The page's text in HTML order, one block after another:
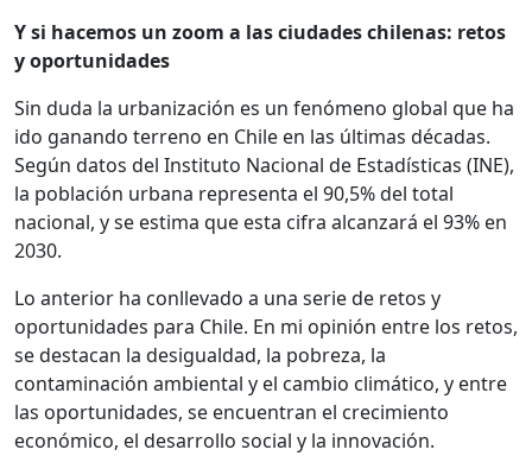
Y si hacemos un zoom a las ciudades chilenas: retos
y oportunidades
Sin duda la urbanización es un fenómeno global que ha
ido ganando terreno en Chile en las últimas décadas.
Según datos del Instituto Nacional de Estadísticas (INE),
la población urbana representa el 90,5% del total
nacional, y se estima que esta cifra alcanzará el 93% en
2030.
Lo anterior ha conllevado a una serie de retos y
oportunidades para Chile. En mi opinión entre los retos,
se destacan la desigualdad, la pobreza, la
contaminación ambiental y el cambio climático, y entre
las oportunidades, se encuentran el crecimiento
económico, el desarrollo social y la innovación.